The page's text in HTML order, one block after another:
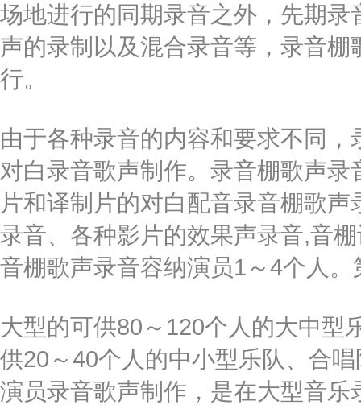
场地进行的同期录音之外，先期
声的录制以及混合录音等，录音
行。
由于各种录音的内容和要求不同
对白录音歌声制作。录音棚歌声
片和译制片的对白配音录音棚歌
录音、各种影片的效果声录音,音
音棚歌声录音容纳演员1～4个人
大型的可供80～120个人的大中型
供20～40个人的中小型乐队、合
演员录音歌声制作，是在大型音